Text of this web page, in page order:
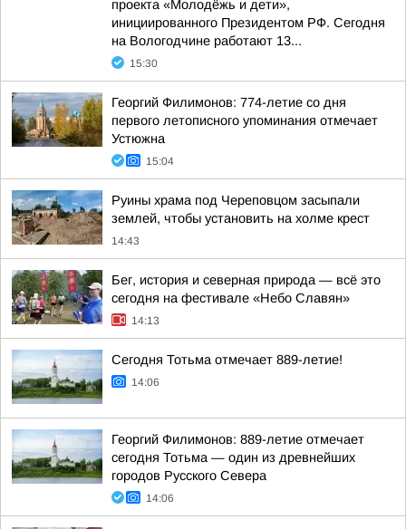
проекта «Молодёжь и дети»,
инициированного Президентом РФ. Сегодня
на Вологодчине работают 13...
15:30
Георгий Филимонов: 774-летие со дня
первого летописного упоминания отмечает
Устюжна
15:04
Руины храма под Череповцом засыпали
землей, чтобы установить на холме крест
14:43
Бег, история и северная природа — всё это
сегодня на фестивале «Небо Славян»
14:13
Сегодня Тотьма отмечает 889-летие!
14:06
Георгий Филимонов: 889-летие отмечает
сегодня Тотьма — один из древнейших
городов Русского Севера
14:06